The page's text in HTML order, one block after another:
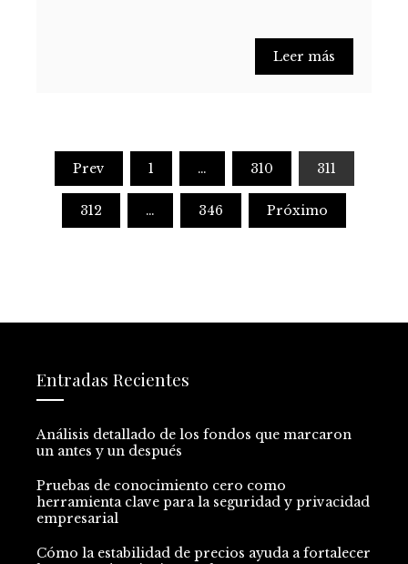
Leer más
Paginación
de
Prev 1 … 310 311
312 … 346 Próximo
Entradas Recientes
Análisis detallado de los fondos que marcaron
un antes y un después
Pruebas de conocimiento cero como
herramienta clave para la seguridad y privacidad
empresarial
Cómo la estabilidad de precios ayuda a fortalecer